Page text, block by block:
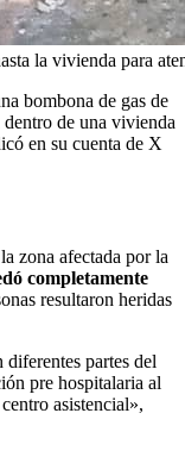
la vivienda para
bombona de gas de
de una vivienda
en su cuenta de X
zona afectada por la
completamente
resultaron heridas
diferentes partes del
pre hospitalaria al
asistencial»,